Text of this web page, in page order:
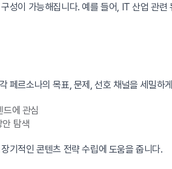
이 가능해집니다. 예를 들어, IT 산업 관련
페르소나의 목표, 문제, 선호 채널을 세밀
드에 관심
탐색
기적인 콘텐츠 전략 수립에 도움을 줍니다.